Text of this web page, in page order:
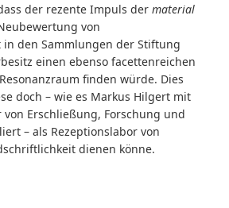
der rezente Impuls der material
von
den Sammlungen der Stiftung
einen ebenso facettenreichen
finden würde. Dies
doch – wie es Markus Hilgert mit
von Erschließung, Forschung und
– als Rezeptionslabor von
dienen könne.